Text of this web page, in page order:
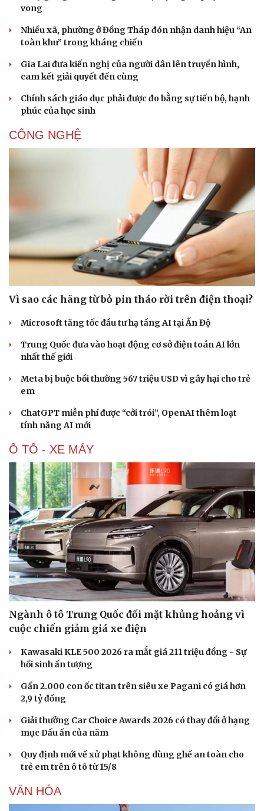
Sân khấu - Điện ảnh
Văn học
Âm nhạc
Di sản
Nghệ sĩ
Sao Việt
vong
Nhiều xã, phường ở Đồng Tháp đón nhận danh hiệu “An
toàn khu” trong kháng chiến
Gia Lai đưa kiến nghị của người dân lên truyền hình,
cam kết giải quyết đến cùng
Chính sách giáo dục phải được đo bằng sự tiến bộ, hạnh
phúc của học sinh
CÔNG NGHỆ
Vì sao các hãng từ bỏ pin tháo rời trên điện thoại?
Microsoft tăng tốc đầu tư hạ tầng AI tại Ấn Độ
Trung Quốc đưa vào hoạt động cơ sở điện toán AI lớn
nhất thế giới
Meta bị buộc bồi thường 567 triệu USD vì gây hại cho trẻ
em
ChatGPT miễn phí được “cởi trói”, OpenAI thêm loạt
tính năng AI mới
Ô TÔ - XE MÁY
Ngành ô tô Trung Quốc đối mặt khủng hoảng vì
cuộc chiến giảm giá xe điện
Kawasaki KLE 500 2026 ra mắt giá 211 triệu đồng - Sự
hồi sinh ấn tượng
Gần 2.000 con ốc titan trên siêu xe Pagani có giá hơn
2,9 tỷ đồng
Giải thưởng Car Choice Awards 2026 có thay đổi ở hạng
mục Dấu ấn của năm
Quy định mới về xử phạt không dùng ghế an toàn cho
trẻ em trên ô tô từ 15/8
VĂN HÓA